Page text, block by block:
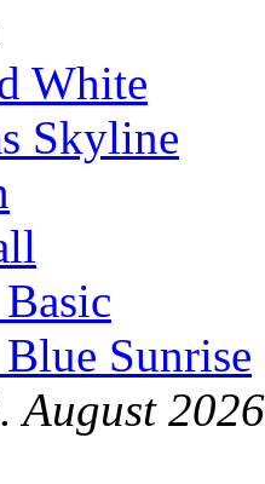
White
Skyline
Sunrise
August